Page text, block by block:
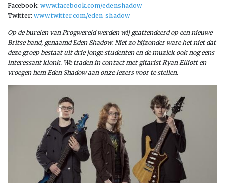
Facebook: www.facebook.com/edenshadow
Twitter: www.twitter.com/eden_shadow
Op de burelen van Progwereld werden wij geattendeerd op een nieuwe
Britse band, genaamd Eden Shadow. Niet zo bijzonder ware het niet dat
deze groep bestaat uit drie jonge studenten en de muziek ook nog eens
interessant klonk. We traden in contact met gitarist Ryan Elliott en
vroegen hem Eden Shadow aan onze lezers voor te stellen.